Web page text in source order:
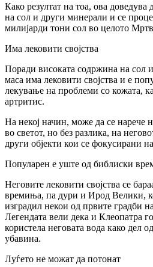
Како резултат на тоа, ова доведува
на сол и други минерали и се
милијарди тони сол во целото
Има лековити својства
Поради високата содржина на сол
маса има лековити својства и е
лекување на проблеми со кожата,
артритис.
На некој начин, може да се нарече
во светот, но без разлика, на
други објекти кои се фокусирани
Популарен е уште од библиски
Неговите лековити својства се
времиња, па дури и Ирод Велики,
изградил некои од првите градби
Легендата вели дека и Клеопатра
користела неговата вода како дел
убавина.
Луѓето не можат да потонат